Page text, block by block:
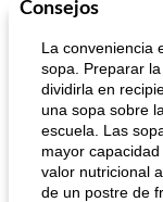
Consejos
La conveniencia
sopa. Preparar
dividirla en
una sopa sobre
escuela. Las
mayor
valor nutricional
de un postre de